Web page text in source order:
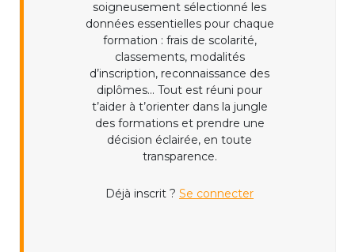
soigneusement sélectionné les
données essentielles pour chaque
formation : frais de scolarité,
classements, modalités
d’inscription, reconnaissance des
diplômes... Tout est réuni pour
t’aider à t’orienter dans la jungle
des formations et prendre une
décision éclairée, en toute
transparence.
Déjà inscrit ? Se connecter